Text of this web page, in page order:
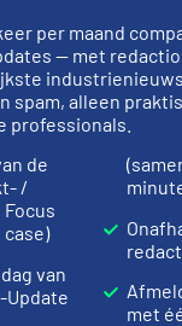
Stofmeting tot Broken
tot QAL1 metingen:
uw vragen omtrent
per maand
— met
spam, alleen
professionals.
de
/
van
Update
met